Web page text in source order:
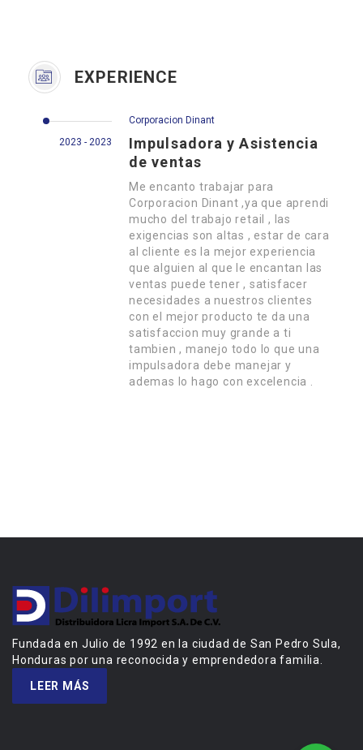
EXPERIENCE
2023 - 2023
Corporacion Dinant
Impulsadora y Asistencia
de ventas
Me encanto trabajar para
Corporacion Dinant ,ya que aprendi
mucho del trabajo retail , las
exigencias son altas , estar de cara
al cliente es la mejor experiencia
que alguien al que le encantan las
ventas puede tener , satisfacer
necesidades a nuestros clientes
con el mejor producto te da una
satisfaccion muy grande a ti
tambien , manejo todo lo que una
impulsadora debe manejar y
ademas lo hago con excelencia .
Fundada en Julio de 1992 en la ciudad de San Pedro Sula,
Honduras por una reconocida y emprendedora familia.
LEER MÁS